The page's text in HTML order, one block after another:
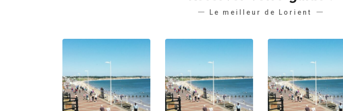
Le meilleur de Lorient